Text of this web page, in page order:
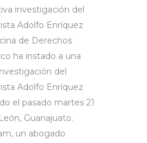
investigación del
Adolfo Enríquez
de Derechos
ha instado a una
del
Adolfo Enríquez
el pasado martes 21
Guanajuato.
un abogado